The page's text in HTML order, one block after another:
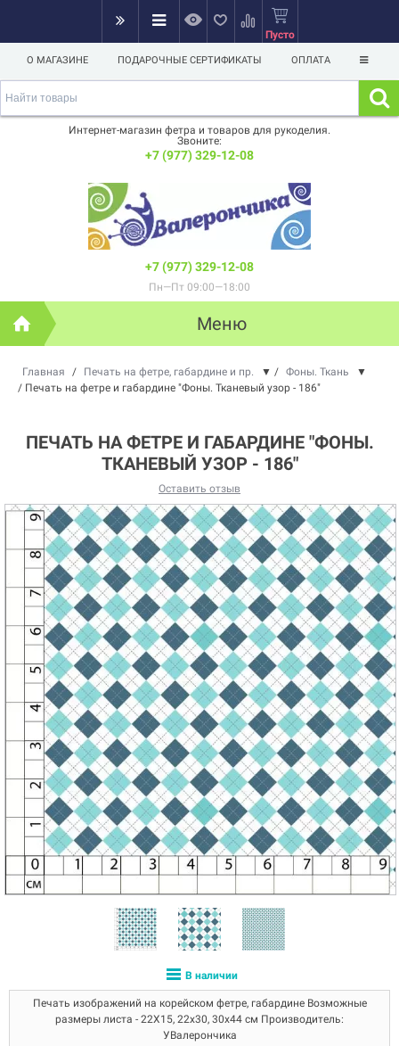
Пусто
О МАГАЗИНЕ ПОДАРОЧНЫЕ СЕРТИФИКАТЫ ОПЛАТА
Интернет-магазин фетра и товаров для рукоделия.
Звоните:
+7 (977) 329-12-08
+7 (977) 329-12-08
Пн—Пт 09:00—18:00
Меню
Главная / Печать на фетре, габардине и пр. ▼ / Фоны. Ткань
▼
/ Печать на фетре и габардине "Фоны. Тканевый узор - 186"
ПЕЧАТЬ НА ФЕТРЕ И ГАБАРДИНЕ "ФОНЫ.
ТКАНЕВЫЙ УЗОР - 186"
Оставить отзыв
В наличии
Печать изображений на корейском фетре, габардине Возможные
размеры листа - 22Х15, 22х30, 30х44 см Производитель:
УВалерончика